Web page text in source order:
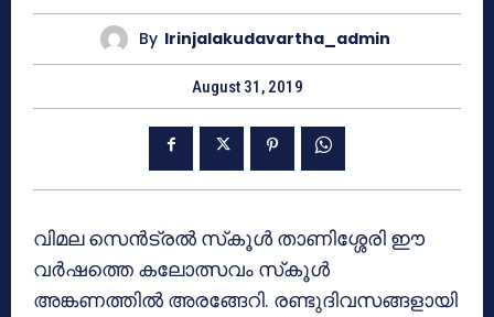
By Irinjalakudavartha_admin
August 31, 2019
വിമല സെന്‍ട്രല്‍ സ്‌കൂള്‍ താണിശ്ശേരി ഈ
വര്‍ഷത്തെ കലോത്സവം സ്‌കൂള്‍
അങ്കണത്തില്‍ അരങ്ങേറി. രണ്ടുദിവസങ്ങളായി